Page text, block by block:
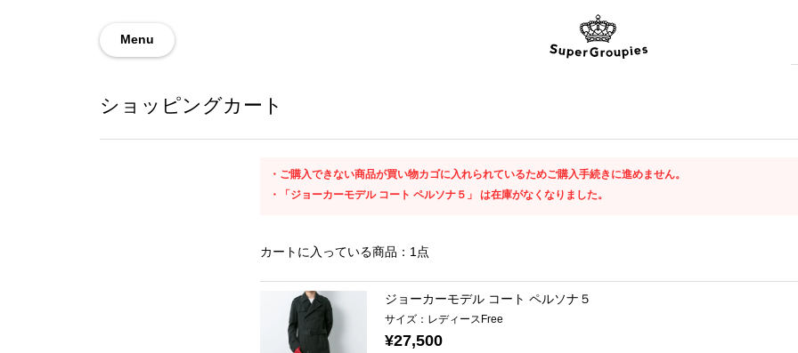
Menu
ショッピングカート
ご購入できない商品が買い物カゴに入れられているためご購入手続きに進めません。
「ジョーカーモデル コート ペルソナ５」 は在庫がなくなりました。
カートに入っている商品： 1 点
ジョーカーモデル コート ペルソナ５
サイズ：レディースFree
¥27,500